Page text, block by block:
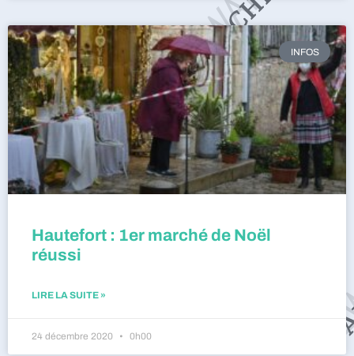
INFOS
Hautefort : 1er marché de Noël
réussi
LIRE LA SUITE »
24 décembre 2020 0h00